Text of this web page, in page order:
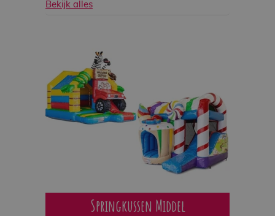
Bekijk alles
Springkussen Middel